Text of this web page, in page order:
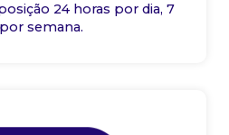
24 horas por dia, 7
semana.